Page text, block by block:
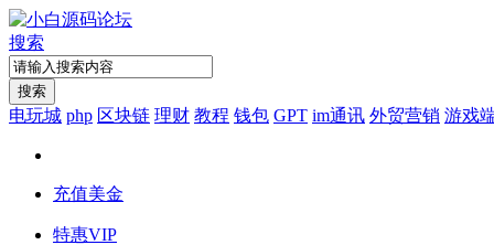
搜索
搜索
电玩城 php 区块链 理财 教程 钱包 GPT im通讯 外贸营销 游戏
充值美金
特惠VIP